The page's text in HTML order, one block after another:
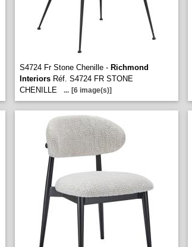
S4724 Fr Stone Chenille - Richmond
Interiors Réf. S4724 FR STONE
CHENILLE
... [6 image(s)]